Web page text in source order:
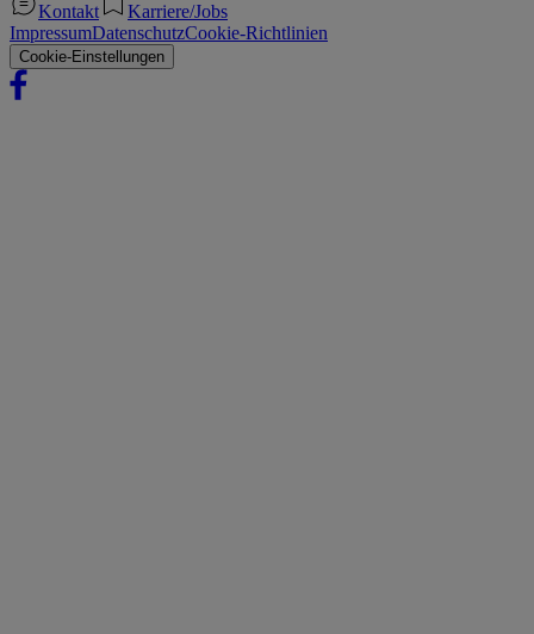
Kontakt
Karriere/Jobs
ImpressumDatenschutzCookie-Richtlinien
Cookie-Einstellungen